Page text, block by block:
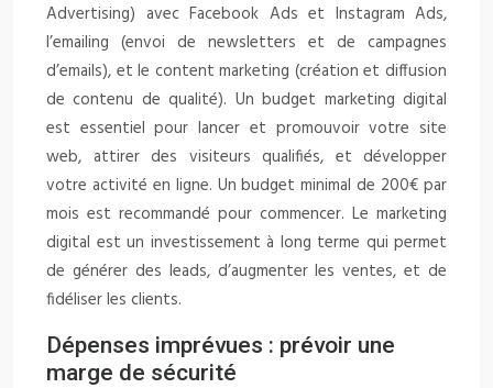
Advertising) avec Facebook Ads et Instagram Ads,
l’emailing (envoi de newsletters et de campagnes
d’emails), et le content marketing (création et diffusion
de contenu de qualité). Un budget marketing digital
est essentiel pour lancer et promouvoir votre site
web, attirer des visiteurs qualifiés, et développer
votre activité en ligne. Un budget minimal de 200€ par
mois est recommandé pour commencer. Le marketing
digital est un investissement à long terme qui permet
de générer des leads, d’augmenter les ventes, et de
fidéliser les clients.
Dépenses imprévues : prévoir une
marge de sécurité